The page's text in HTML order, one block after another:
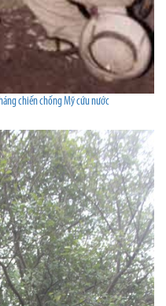
chiến chống Mỹ cứu nước